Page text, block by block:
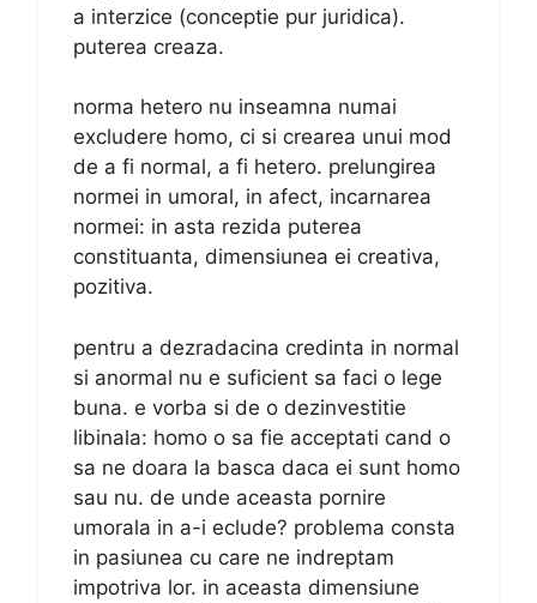
a interzice (conceptie pur juridica).
puterea creaza.
norma hetero nu inseamna numai
excludere homo, ci si crearea unui mod
de a fi normal, a fi hetero. prelungirea
normei in umoral, in afect, incarnarea
normei: in asta rezida puterea
constituanta, dimensiunea ei creativa,
pozitiva.
pentru a dezradacina credinta in normal
si anormal nu e suficient sa faci o lege
buna. e vorba si de o dezinvestitie
libinala: homo o sa fie acceptati cand o
sa ne doara la basca daca ei sunt homo
sau nu. de unde aceasta pornire
umorala in a-i eclude? problema consta
in pasiunea cu care ne indreptam
impotriva lor. in aceasta dimensiune